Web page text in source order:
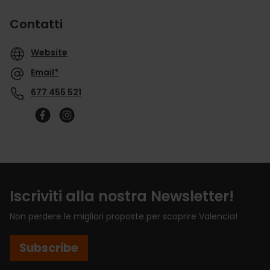
Contatti
Website
Email*
677 455 521
Iscriviti alla nostra Newsletter!
Non perdere le migliori proposte per scoprire Valencia!
Subscribe